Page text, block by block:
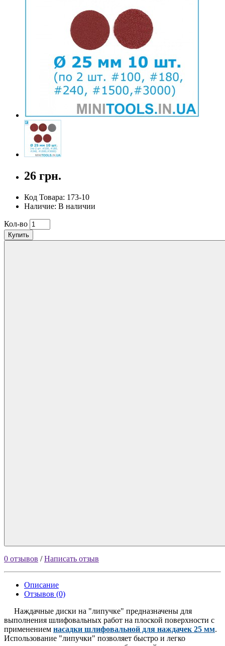
26 грн.
Код Товара: 173-10
Наличие: В наличии
Кол-во
Купить
0 отзывов /Написать отзыв
Описание
Отзывов (0)
Наждачные диски на "липучке" предназначены для
выполнения шлифовальных работ на плоской поверхности с
применением насадки шлифовальной для наждачек 25 мм.
Использование "липучки" позволяет быстро и легко